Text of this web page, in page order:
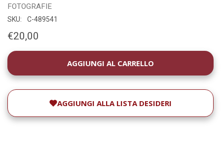
FOTOGRAFIE
SKU: C-489541
€20,00
DISPONIBILITÀ
ATTUALE:
AGGIUNGI ALLA LISTA DESIDERI